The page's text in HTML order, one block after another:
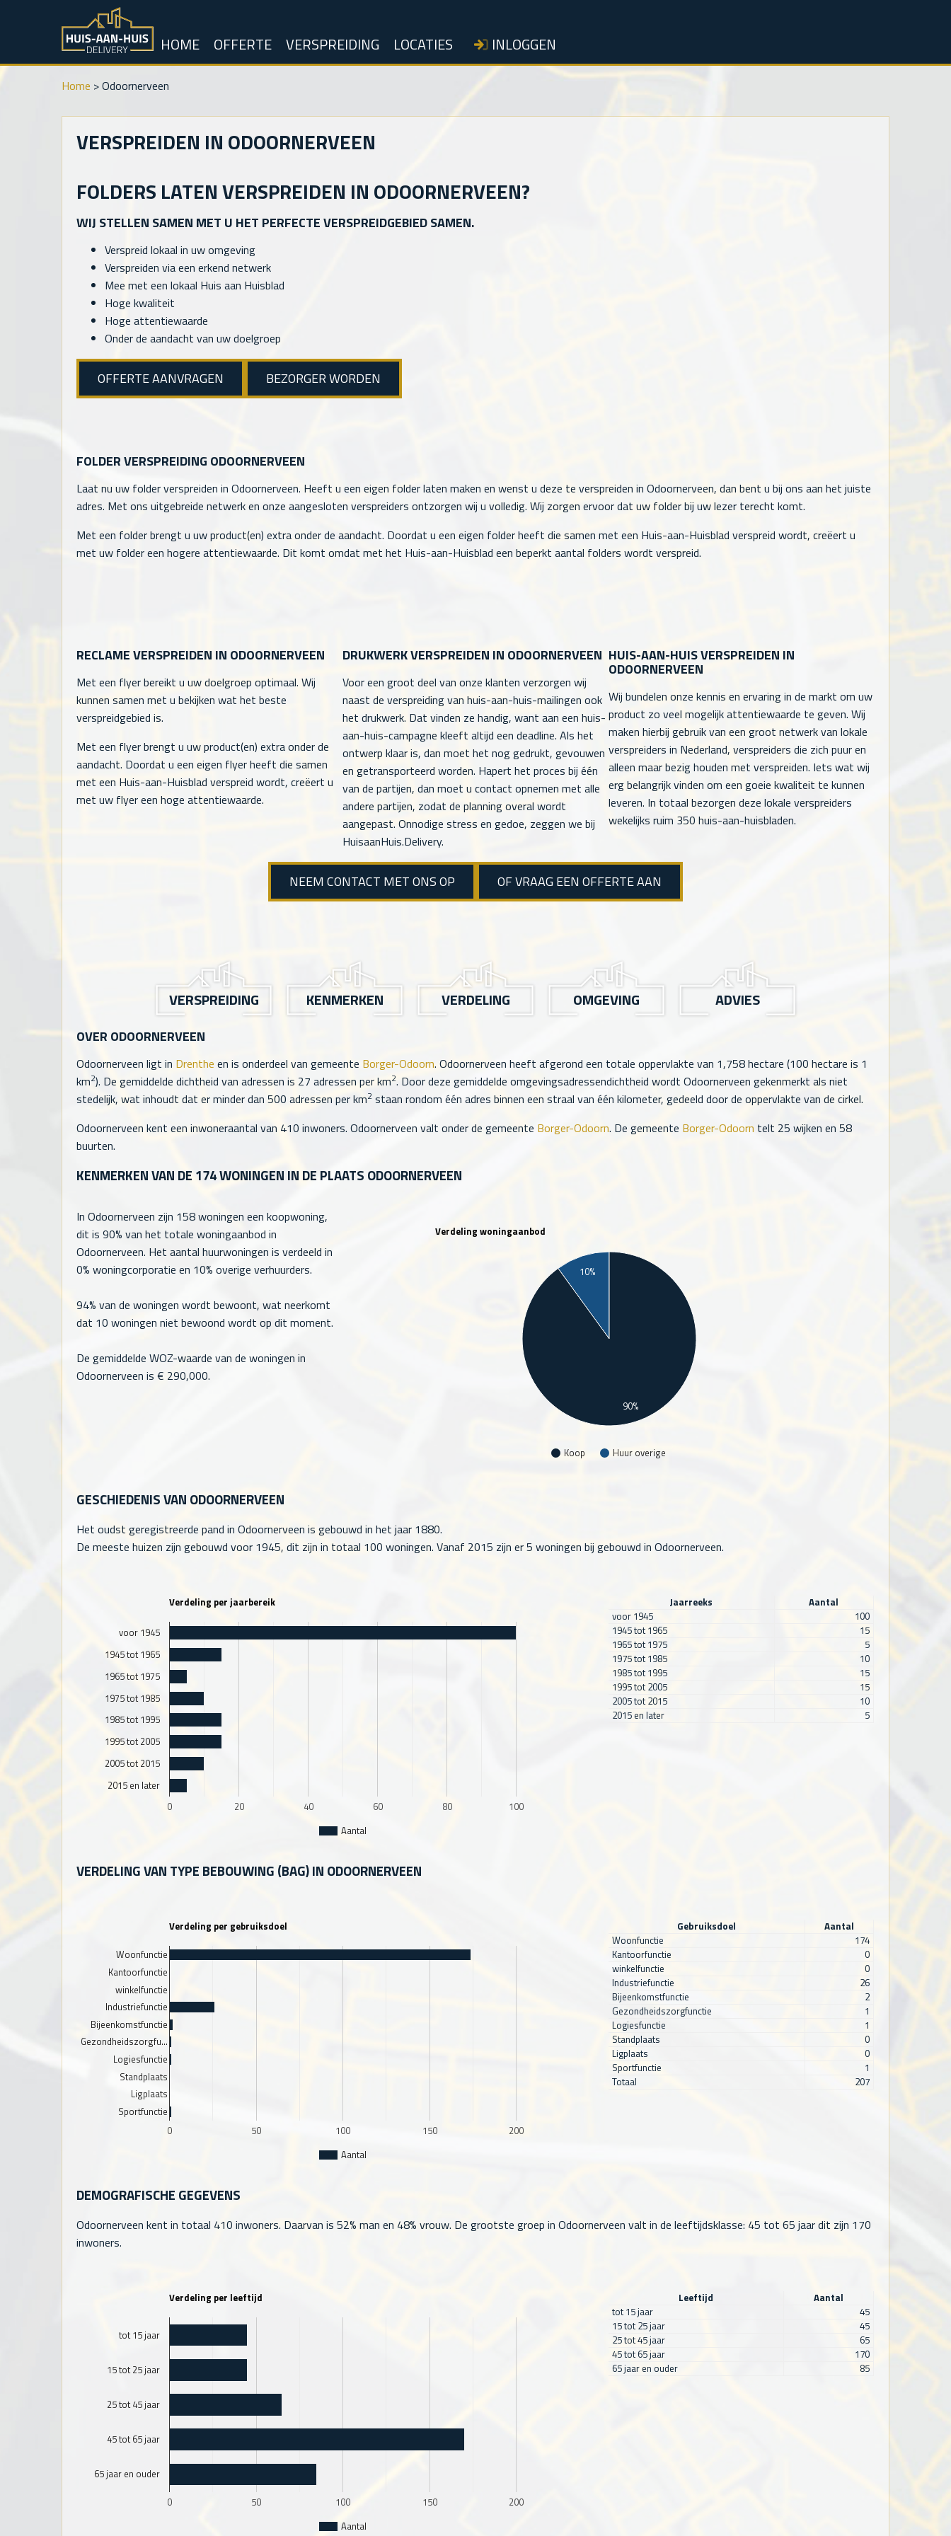
HOME OFFERTE VERSPREIDING LOCATIES INLOGGEN
Home >Odoornerveen
VERSPREIDEN IN ODOORNERVEEN
FOLDERS LATEN VERSPREIDEN IN ODOORNERVEEN?
WIJ STELLEN SAMEN MET U HET PERFECTE VERSPREIDGEBIED SAMEN.
Verspreid lokaal in uw omgeving
Verspreiden via een erkend netwerk
Mee met een lokaal Huis aan Huisblad
Hoge kwaliteit
Hoge attentiewaarde
Onder de aandacht van uw doelgroep
OFFERTE AANVRAGEN BEZORGER WORDEN
FOLDER VERSPREIDING ODOORNERVEEN
Laat nu uw folder verspreiden in Odoornerveen. Heeft u een eigen folder laten maken en wenst u deze te verspreiden in Odoornerveen, dan bent u bij ons aan het juiste
adres. Met ons uitgebreide netwerk en onze aangesloten verspreiders ontzorgen wij u volledig. Wij zorgen ervoor dat uw folder bij uw lezer terecht komt.
Met een folder brengt u uw product(en) extra onder de aandacht. Doordat u een eigen folder heeft die samen met een Huis-aan-Huisblad verspreid wordt, creëert u
met uw folder een hogere attentiewaarde. Dit komt omdat met het Huis-aan-Huisblad een beperkt aantal folders wordt verspreid.
RECLAME VERSPREIDEN IN ODOORNERVEEN
Met een flyer bereikt u uw doelgroep optimaal. Wij
kunnen samen met u bekijken wat het beste
verspreidgebied is.
Met een flyer brengt u uw product(en) extra onder de
aandacht. Doordat u een eigen flyer heeft die samen
met een Huis-aan-Huisblad verspreid wordt, creëert u
met uw flyer een hoge attentiewaarde.
DRUKWERK VERSPREIDEN IN ODOORNERVEEN
Voor een groot deel van onze klanten verzorgen wij
naast de verspreiding van huis-aan-huis-mailingen ook
het drukwerk. Dat vinden ze handig, want aan een huis-
aan-huis-campagne kleeft altijd een deadline. Als het
ontwerp klaar is, dan moet het nog gedrukt, gevouwen
en getransporteerd worden. Hapert het proces bij één
van de partijen, dan moet u contact opnemen met alle
andere partijen, zodat de planning overal wordt
aangepast. Onnodige stress en gedoe, zeggen we bij
HuisaanHuis.Delivery.
HUIS-AAN-HUIS VERSPREIDEN IN
ODOORNERVEEN
Wij bundelen onze kennis en ervaring in de markt om uw
product zo veel mogelijk attentiewaarde te geven. Wij
maken hierbij gebruik van een groot netwerk van lokale
verspreiders in Nederland, verspreiders die zich puur en
alleen maar bezig houden met verspreiden. Iets wat wij
erg belangrijk vinden om een goeie kwaliteit te kunnen
leveren. In totaal bezorgen deze lokale verspreiders
wekelijks ruim 350 huis-aan-huisbladen.
NEEM CONTACT MET ONS OP OF VRAAG EEN OFFERTE AAN
VERSPREIDING KENMERKEN VERDELING OMGEVING ADVIES
OVER ODOORNERVEEN
Odoornerveen ligt in Drenthe en is onderdeel van gemeente Borger-Odoorn. Odoornerveen heeft afgerond een totale oppervlakte van 1,758hectare (100 hectare is 1
km2). De gemiddelde dichtheid van adressen is 27 adressen per km2. Door deze gemiddelde omgevingsadressendichtheid wordt Odoornerveen gekenmerkt als niet
stedelijk, wat inhoudt dat er minder dan 500 adressen per km2 staan rondom één adres binnen een straal van één kilometer, gedeeld door de oppervlakte van de cirkel.
Odoornerveen kent een inwoneraantal van 410 inwoners. Odoornerveen valt onder de gemeente Borger-Odoorn. De gemeente Borger-Odoorn telt 25 wijken en 58
buurten.
KENMERKEN VAN DE 174WONINGEN IN DE PLAATS ODOORNERVEEN
In Odoornerveen zijn 158woningen een koopwoning,
dit is 90% van het totale woningaanbod in
Odoornerveen. Het aantal huurwoningen is verdeeld in
0% woningcorporatie en 10% overige verhuurders.
94% van de woningen wordt bewoont, wat neerkomt
dat 10 woningen niet bewoond wordt op dit moment.
De gemiddelde WOZ-waarde van de woningen in
Odoornerveen is € 290,000.
Verdeling woningaanbod
Koop Huur overige
10%
90%
GESCHIEDENIS VAN ODOORNERVEEN
Het oudst geregistreerde pand in Odoornerveen is gebouwd in het jaar 1880.
De meeste huizen zijn gebouwd voor 1945, dit zijn in totaal 100 woningen. Vanaf 2015 zijn er5 woningen bij gebouwd in Odoornerveen.
Verdeling per jaarbereik
Aantal
0 20 40 60 80 100
voor 1945
1945 tot 1965
1965 tot 1975
1975 tot 1985
1985 tot 1995
1995 tot 2005
2005 tot 2015
2015 en later
Jaarreeks
Aantal
voor 1945
100
1945 tot 1965
15
1965 tot 1975
5
1975 tot 1985
10
1985 tot 1995
15
1995 tot 2005
15
2005 tot 2015
10
2015 en later
5
VERDELING VAN TYPE BEBOUWING (BAG) IN ODOORNERVEEN
Verdeling per gebruiksdoel
Aantal
0 50 100 150 200
Woonfunctie
Kantoorfunctie
winkelfunctie
Industriefunctie
Bijeenkomstfunctie
Gezondheidszorgfu…
Logiesfunctie
Standplaats
Ligplaats
Sportfunctie
Gebruiksdoel
Aantal
Woonfunctie
174
Kantoorfunctie
0
winkelfunctie
0
Industriefunctie
26
Bijeenkomstfunctie
2
Gezondheidszorgfunctie
1
Logiesfunctie
1
Standplaats
0
Ligplaats
0
Sportfunctie
1
Totaal
207
DEMOGRAFISCHE GEGEVENS
Odoornerveen kent in totaal 410 inwoners. Daarvan is 52% man en 48% vrouw. De grootste groep in Odoornerveen valt in de leeftijdsklasse: 45 tot 65 jaar dit zijn 170
inwoners.
Verdeling per leeftijd
Aantal
0 50 100 150 200
tot 15 jaar
15 tot 25 jaar
25 tot 45 jaar
45 tot 65 jaar
65 jaar en ouder
Leeftijd
Aantal
tot 15 jaar
45
15 tot 25 jaar
45
25 tot 45 jaar
65
45 tot 65 jaar
170
65 jaar en ouder
85